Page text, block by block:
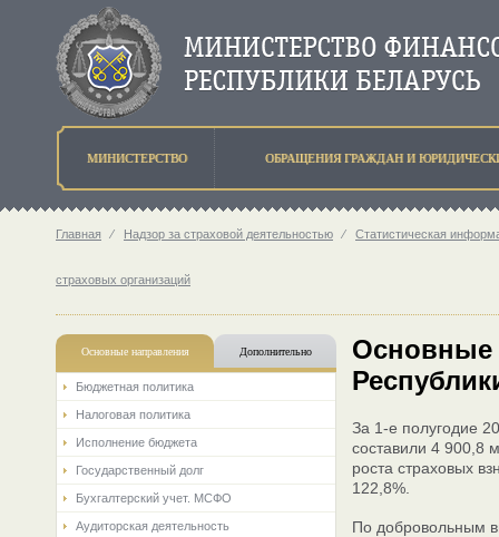
МИНИСТЕРСТВО ОБРАЩЕНИЯ ГРАЖДАН И
Главная ⁄ Надзор за страховой деятельностью ⁄ Статистическая
страховых организаций
Основные направления Дополнительно
Бюджетная политика
Налоговая политика
Исполнение бюджета
Государственный долг
Бухгалтерский учет. МСФО
Аудиторская деятельность
Основные
За 1-е полугодие
составили 4 900,8
роста страховых
122,8%.
По добровольным